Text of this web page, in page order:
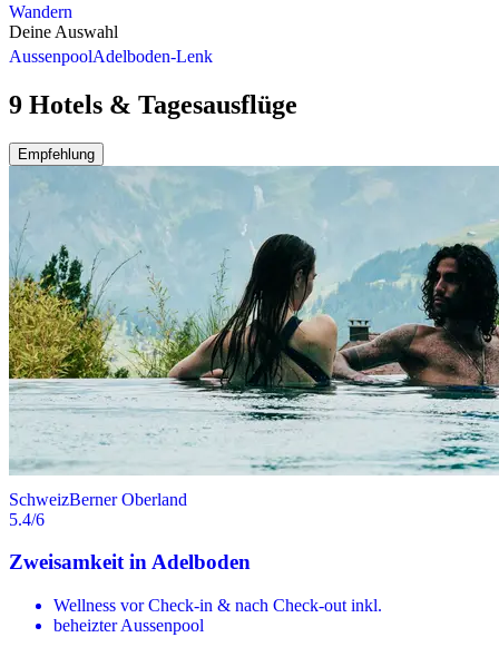
Wandern
Deine Auswahl
AussenpoolAdelboden-Lenk
9 Hotels & Tagesausflüge
Empfehlung
SchweizBerner Oberland
5.4/6
Zweisamkeit in Adelboden
Wellness vor Check-in & nach Check-out inkl.
beheizter Aussenpool